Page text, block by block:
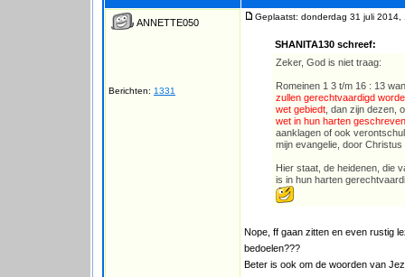
ANNETTE050
Berichten: 1331
Geplaatst: donderdag 31 juli 2014,
SHANITA130 schreef:
Zeker, God is niet traag:
Romeinen 1 3 t/m 16 : 13
zullen gerechtvaardigd
wet gebiedt , dan zijn dezen,
wet in hun harten
aanklagen of ook
mijn evangelie, door
Hier staat, de heidenen, die
is in hun harten
Nope, ff gaan zitten en even rustig
bedoelen???
Beter is ook om de woorden van